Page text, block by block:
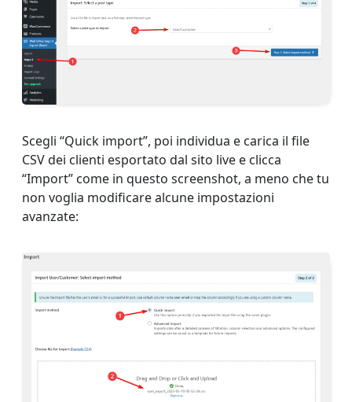
Scegli “Quick import”, poi individua e carica il file
CSV dei clienti esportato dal sito live e clicca
“Import” come in questo screenshot, a meno che tu
non voglia modificare alcune impostazioni
avanzate: